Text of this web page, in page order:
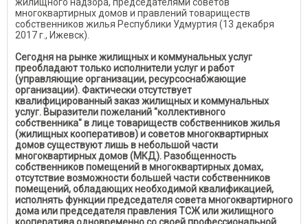
многоквартирных домов и правлений товариществ
собственников жилья Республики Удмуртия (13 декабря
2017 г., Ижевск).
Сегодня на рынке жилищных и коммунальных услуг
преобладают только исполнители услуг и работ
(управляющие организации, ресурсоснабжающие
организации). Фактически отсутствует
квалифицированный заказ жилищных и коммунальных
услуг. Выразители пожеланий "коллективного
собственника" в лице товариществ собственников жилья
(жилищных кооперативов) и советов многоквартирных
домов существуют лишь в небольшой части
многоквартирных домов (МКД). Разобщенность
собственников помещений в многоквартирных домах,
отсутствие возможности большей части собственников
помещений, обладающих необходимой квалификацией,
исполнять функции председателя совета многоквартирного
дома или председателя правления ТСЖ или жилищного